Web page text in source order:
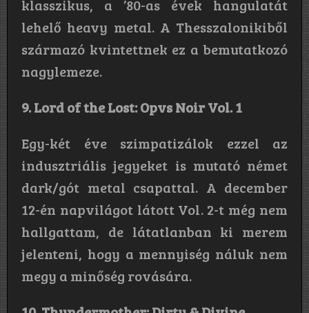
klasszikus, a ’80-as évek hangulatát
lehelő heavy metal. A Thesszalonikiből
származó kvintettnek ez a bemutatkozó
nagylemeze.
9. Lord of the Lost: Opvs Noir Vol. 1
Egy-két éve szimpatizálok ezzel az
indusztriális jegyeket is mutató német
dark/gót metal csapattal. A december
12-én napvilágot látott Vol. 2-t még nem
hallgattam, de látatlanban ki merem
jelenteni, hogy a mennyiség náluk nem
megy a minőség rovására.